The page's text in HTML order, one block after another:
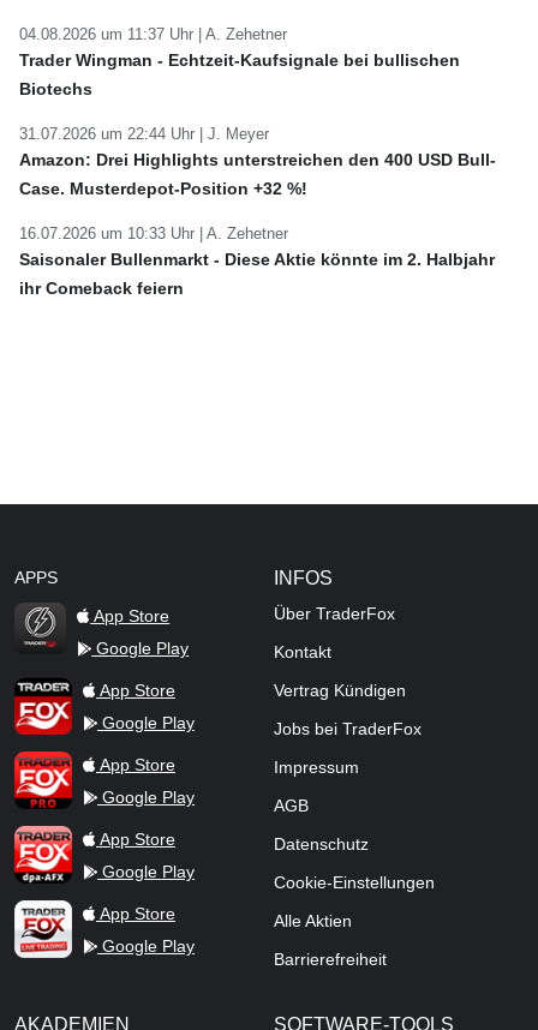
04.08.2026 um 11:37 Uhr | A. Zehetner
Trader Wingman - Echtzeit-Kaufsignale bei bullischen
Biotechs
31.07.2026 um 22:44 Uhr | J. Meyer
Amazon: Drei Highlights unterstreichen den 400 USD Bull-
Case. Musterdepot-Position +32 %!
16.07.2026 um 10:33 Uhr | A. Zehetner
Saisonaler Bullenmarkt - Diese Aktie könnte im 2. Halbjahr
ihr Comeback feiern
APPS
TraderFox Flash
App Store
Google Play
TraderFox AppApp Store
Google Play
TraderFox ProApp Store
Google Play
TraderFox dpa-AFX ProFeed
App Store
Google Play
TraderFox Live Trading
App Store
Google Play
INFOS
Über TraderFox
Kontakt
Vertrag Kündigen
Jobs bei TraderFox
Impressum
AGB
Datenschutz
Cookie-Einstellungen
Alle Aktien
Barrierefreiheit
AKADEMIEN SOFTWARE-TOOLS